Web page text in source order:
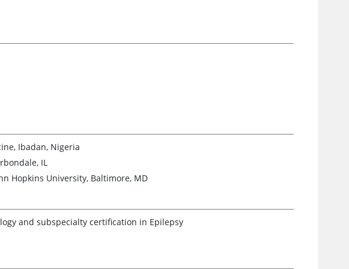
Ibadan, Nigeria
IL
Hopkins University, Baltimore, MD
and subspecialty certification in Epilepsy